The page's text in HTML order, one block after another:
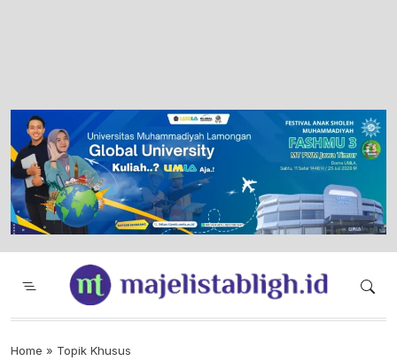
Majelis Tabligh Muhammadiyah
Syiar Dakwah Islam Berkemajuan dan
Home » Topik Khusus